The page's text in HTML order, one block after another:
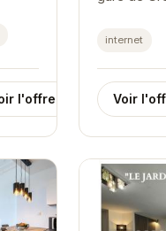
l'offre
accès
et aux
ville. Avec
internet
Voir